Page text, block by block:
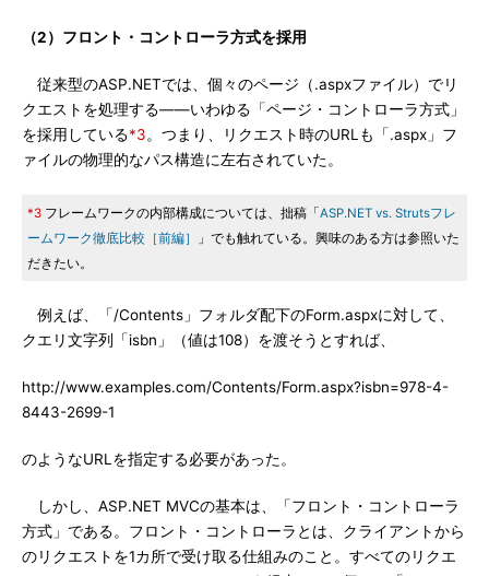
（2）フロント・コントローラ方式を採用
従来型のASP.NETでは、個々のページ（.aspxファイル）でリ
クエストを処理する――いわゆる「ページ・コントローラ方式」
を採用している*3。つまり、リクエスト時のURLも「.aspx」フ
ァイルの物理的なパス構造に左右されていた。
*3 フレームワークの内部構成については、拙稿「 ASP.NET vs. Strutsフレ
ームワーク徹底比較［前編］
」でも触れている。興味のある方は参照いた
だきたい。
例えば、「/Contents」フォルダ配下のForm.aspxに対して、
クエリ文字列「isbn」（値は108）を渡そうとすれば、
http://www.examples.com/Contents/Form.aspx?isbn=978-4-
8443-2699-1
のようなURLを指定する必要があった。
しかし、ASP.NET MVCの基本は、「フロント・コントローラ
方式」である。フロント・コントローラとは、クライアントから
のリクエストを1カ所で受け取る仕組みのこと。すべてのリクエ